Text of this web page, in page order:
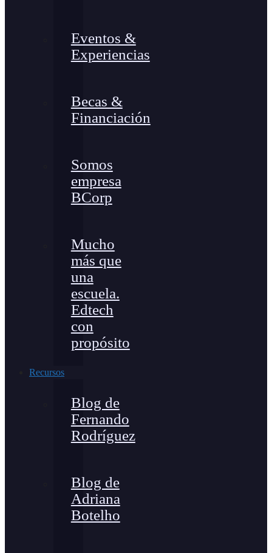
Eventos &
Experiencias
Becas &
Financiación
Somos
empresa
BCorp
Mucho
más que
una
escuela.
Edtech
con
propósito
Recursos
Blog de
Fernando
Rodríguez
Blog de
Adriana
Botelho